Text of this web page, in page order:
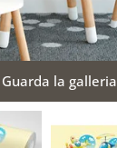
Guarda la galleria